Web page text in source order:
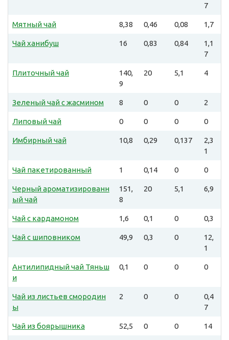
7
Мятный чай 8,38 0,46 0,08 1,7
Чай ханибуш 16 0,83 0,84
1,1
7
Плиточный чай
140,
9
20 5,1 4
Зеленый чай с жасмином 8 0 0 2
Липовый чай 0 0 0 0
Имбирный чай 10,8 0,29 0,137
2,3
1
Чай пакетированный 1 0,14 0 0
Черный ароматизированн
ый чай
151,
8
20 5,1 6,9
Чай с кардамоном 1,6 0,1 0 0,3
Чай с шиповником 49,9 0,3 0
12,
1
Антилипидный чай Тяньш
и
0,1 0 0 0
Чай из листьев смородин
ы
2 0 0
0,4
7
Чай из боярышника 52,5 0 0 14